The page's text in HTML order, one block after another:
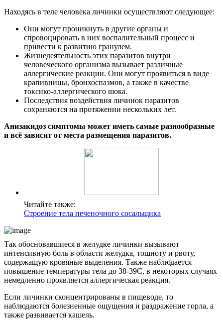
Находясь в теле человека личинки осуществляют следующее:
Они могут проникнуть в другие органы и
спровоцировать в них воспалительный процесс и
привести к развитию гранулем.
Жизнедеятельность этих паразитов внутри
человеческого организма вызывает различные
аллергические реакции. Они могут проявиться в виде
крапивницы, бронхоспазмов, а также в качестве
токсико-аллергического шока.
Последствия воздействия личинок паразитов
сохраняются на протяжении нескольких лет.
Анизакидоз симптомы может иметь самые разнообразные
и всё зависит от места размещения паразитов.
Читайте также:
Строение тела печеночного сосальщика
Так обосновавшиеся в желудке личинки вызывают
интенсивную боль в области желудка, тошноту и рвоту,
содержащую кровяные выделения. Также наблюдается
повышение температуры тела до 38-39С, в некоторых случаях
немедленно проявляется аллергическая реакция.
Если личинки сконцентрированы в пищеводе, то
наблюдаются болезненные ощущения и раздражение горла, а
также развивается кашель.